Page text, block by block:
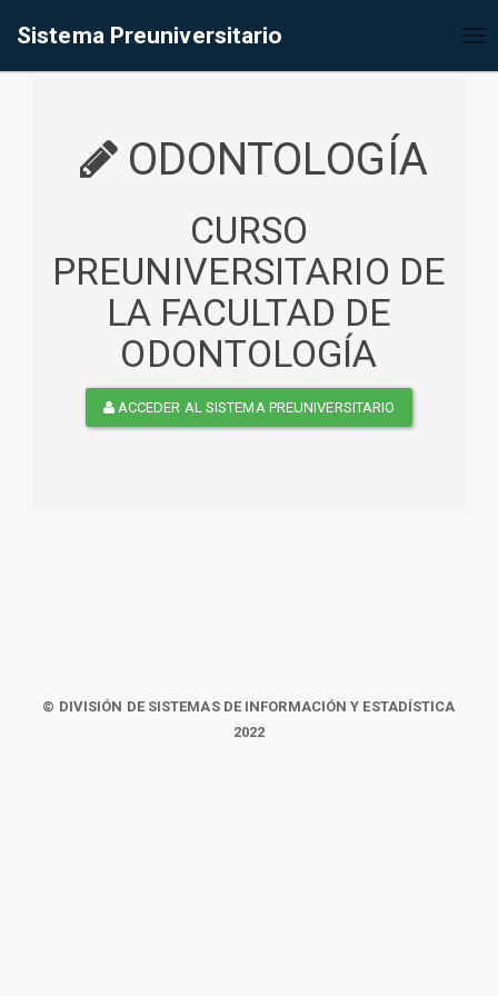
Sistema Preuniversitario
ODONTOLOGÍA
CURSO
PREUNIVERSITARIO DE
LA FACULTAD DE
ODONTOLOGÍA
ACCEDER AL SISTEMA PREUNIVERSITARIO
© DIVISIÓN DE SISTEMAS DE INFORMACIÓN Y ESTADÍSTICA
2022